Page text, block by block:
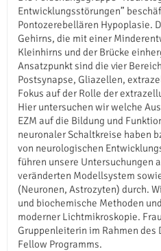
Entwicklungsstörungen”
Pontozerebellären Hypoplasie.
Gehirns, die mit einer
Kleinhirns und der Brücke
Ansatzpunkt sind die vier
Postsynapse, Gliazellen,
Fokus auf der Rolle der
Hier untersuchen wir welche
EZM auf die Bildung und
neuronaler Schaltkreise haben
von neurologischen
führen unsere Untersuchungen
veränderten Modellsystem
(Neuronen, Astrozyten) durch.
und biochemische Methoden
moderner Lichtmikroskopie.
Gruppenleiterin im Rahmen des
Fellow Programms.